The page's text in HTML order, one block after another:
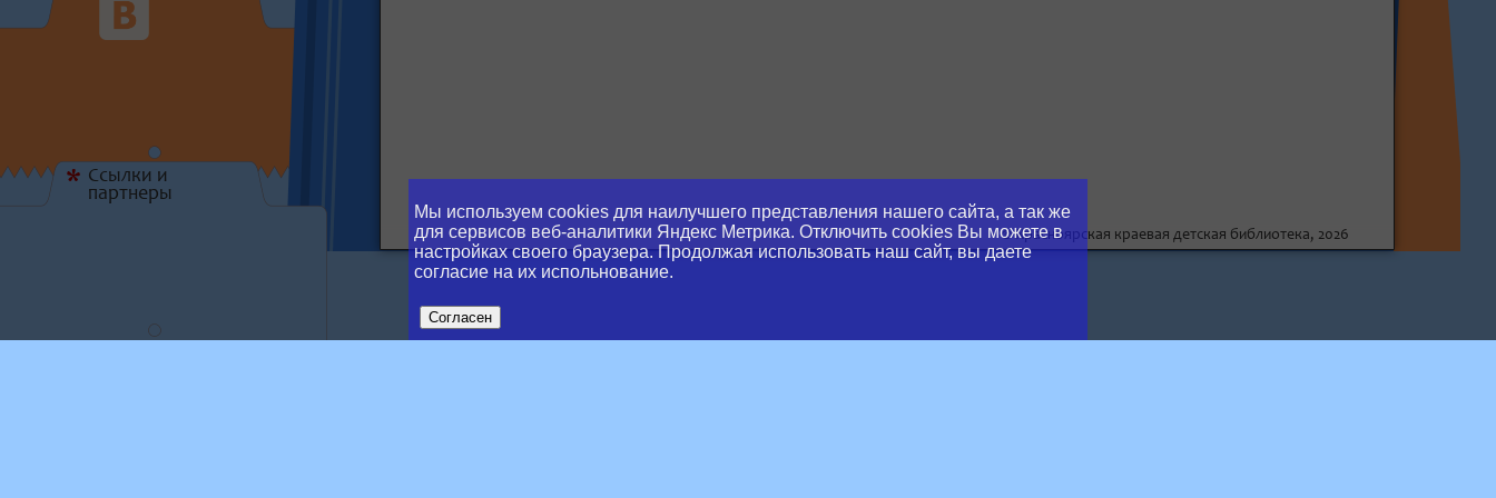
Мы используем cookies для наилучшего представления нашего сайта, а так же
для сервисов веб-аналитики Яндекс Метрика. Отключить cookies Вы можете в
настройках своего браузера. Продолжая использовать наш сайт, вы даете
согласие на их испольнование.
Согласен
* Ссылки и
партнеры
© Красноярская краевая детская библиотека, 2026